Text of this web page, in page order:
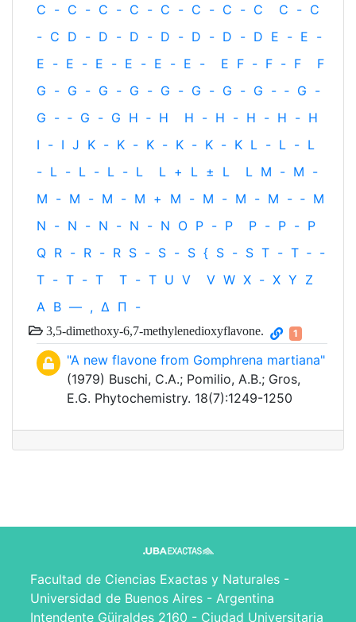
C - C - C - C - C - C - C - C C - C
- C D - D - D - D - D - D - D E - E -
E - E - E - E - E - E - E F - F - F
F
G - G - G - G - G - G - G - G - ‐ G -
G - ‐ G - G H ‐ H H - H - H - H - H
I - I J K - K - K - K - K - K L - L - L
- L - L - L - L L + L ± L L M - M -
M - M - M - M + M - M - M - M - ‐ M
N - N - N - N - N O P - P P - P - P
Q R - R - R S - S - S { S - S T - T ‐ -
T - T - T T - T U V V W X - X Y Z
Α Β — , Δ Π -
3,5-dimethoxy-6,7-methylenedioxyflavone. 1
"A new flavone from Gomphrena martiana"
(1979) Buschi, C.A.; Pomilio, A.B.; Gros,
E.G. Phytochemistry. 18(7):1249-1250
Facultad de Ciencias Exactas y Naturales -
Universidad de Buenos Aires - Argentina
Intendente Güiraldes 2160 - Ciudad Universitaria